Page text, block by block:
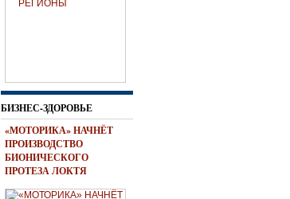
БИЗНЕС-ЗДОРОВЬЕ
«МОТОРИКА» НАЧНЁТ
ПРОИЗВОДСТВО
БИОНИЧЕСКОГО
ПРОТЕЗА ЛОКТЯ